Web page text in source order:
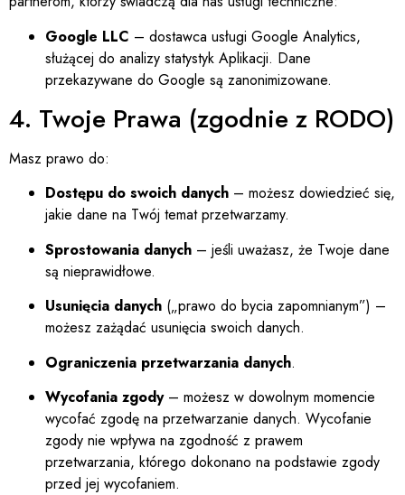
Google LLC – dostawca usługi Google Analytics,
służącej do analizy statystyk Aplikacji. Dane
przekazywane do Google są zanonimizowane.
4. Twoje Prawa (zgodnie z RODO)
Masz prawo do:
Dostępu do swoich danych – możesz dowiedzieć się,
jakie dane na Twój temat przetwarzamy.
Sprostowania danych – jeśli uważasz, że Twoje dane
są nieprawidłowe.
Usunięcia danych („prawo do bycia zapomnianym”) –
możesz zażądać usunięcia swoich danych.
Ograniczenia przetwarzania danych.
Wycofania zgody– możesz w dowolnym momencie
wycofać zgodę na przetwarzanie danych. Wycofanie
zgody nie wpływa na zgodność z prawem
przetwarzania, którego dokonano na podstawie zgody
przed jej wycofaniem.